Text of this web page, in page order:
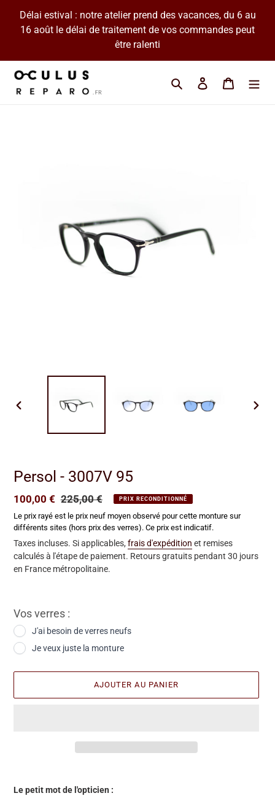
contenu
Délai estival : notre atelier prend des vacances, du 6 au
16 août le délai de traitement de vos commandes peut
être ralenti
Cherchez une
Se connecter
Panier
Persol - 3007V 95
Prix
réduit
100,00 € Prix
normal
225,00 € PRIX RECONDITIONNÉ
Le prix rayé est le prix neuf moyen observé pour cette monture sur
différents sites (hors prix des verres). Ce prix est indicatif.
Taxes incluses. Si applicables, frais d'expédition et remises
calculés à l'étape de paiement. Retours gratuits pendant 30 jours
en France métropolitaine.
Vos verres :
J'ai besoin de verres neufs
Je veux juste la monture
AJOUTER AU PANIER
paire
Le petit mot de l'opticien :